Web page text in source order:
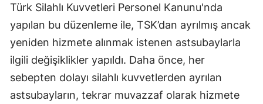
Türk Silahlı Kuvvetleri Personel Kanunu'nda
yapılan bu düzenleme ile, TSK’dan ayrılmış ancak
yeniden hizmete alınmak istenen astsubaylarla
ilgili değişiklikler yapıldı. Daha önce, her
sebepten dolayı silahlı kuvvetlerden ayrılan
astsubayların, tekrar muvazzaf olarak hizmete